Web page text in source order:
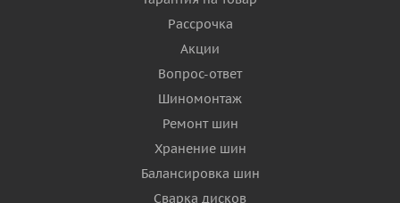
Рассрочка
Акции
Вопрос-ответ
Шиномонтаж
Ремонт шин
Хранение шин
Балансировка шин
Сварка дисков